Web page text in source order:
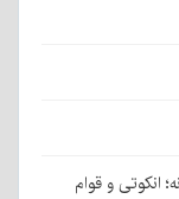
انکوتی و قوام